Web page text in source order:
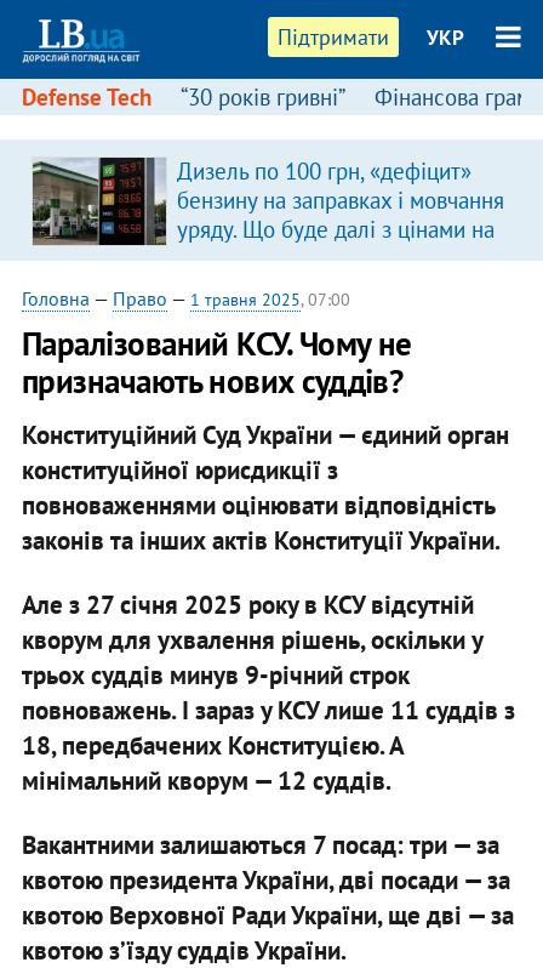
Підтримати УКР
Defense Tech “30 років гривні” Фінансова
Дизель по 100 грн, «дефіцит»
бензину на заправках і мовчання
уряду. Що буде далі з цінами на
пальне?
Головна — Право — 1 травня 2025, 07:00
Паралізований КСУ. Чому не
призначають нових суддів?
Конституційний Суд України — єдиний орган
конституційної юрисдикції з
повноваженнями оцінювати відповідність
законів та інших актів Конституції України.
Але з 27 січня 2025 року в КСУ відсутній
кворум для ухвалення рішень, оскільки у
трьох суддів минув 9-річний строк
повноважень. І зараз у КСУ лише 11 суддів з
18, передбачених Конституцією. А
мінімальний кворум — 12 суддів.
Вакантними залишаються 7 посад: три — за
квотою президента України, дві посади — за
квотою Верховної Ради України, ще дві — за
квотою зʼїзду суддів України.